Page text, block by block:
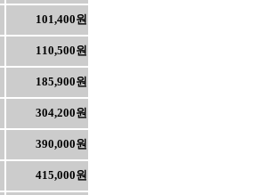
101,400원
110,500원
185,900원
304,200원
390,000원
415,000원